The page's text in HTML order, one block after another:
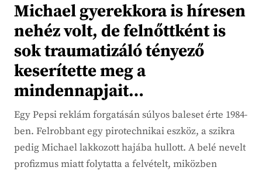
Michael gyerekkora is híresen
nehéz volt, de felnőttként is
sok traumatizáló tényező
keserítette meg a
mindennapjait…
Egy Pepsi reklám forgatásán súlyos baleset érte 1984-
ben. Felrobbant egy pirotechnikai eszköz, a szikra
pedig Michael lakkozott hajába hullott. A belé nevelt
profizmus miatt folytatta a felvételt, miközben